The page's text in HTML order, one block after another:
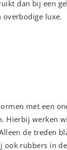
dan bij een
overbodige luxe.
met een
Hierbij werken
de treden
rubbers in